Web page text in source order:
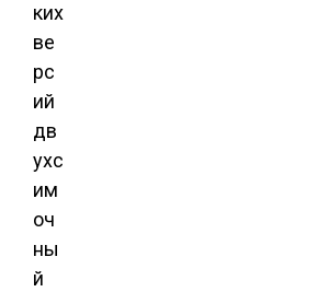
ких
ве
рс
ий
дв
ухс
им
оч
ны
й